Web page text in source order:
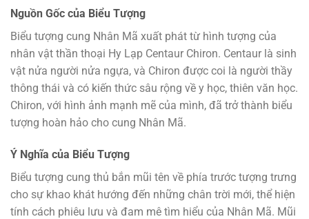
Nguồn Gốc của Biểu Tượng
Biểu tượng cung Nhân Mã xuất phát từ hình tượng của
nhân vật thần thoại Hy Lạp Centaur Chiron. Centaur là sinh
vật nửa người nửa ngựa, và Chiron được coi là người thầy
thông thái và có kiến thức sâu rộng về y học, thiên văn học.
Chiron, với hình ảnh mạnh mẽ của mình, đã trở thành biểu
tượng hoàn hảo cho cung Nhân Mã.
Ý Nghĩa của Biểu Tượng
Biểu tượng cung thủ bắn mũi tên về phía trước tượng trưng
cho sự khao khát hướng đến những chân trời mới, thể hiện
tính cách phiêu lưu và đam mê tìm hiểu của Nhân Mã. Mũi